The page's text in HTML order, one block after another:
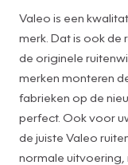
Valeo is een
merk. Dat is ook de
de originele
merken monteren
fabrieken op de
perfect. Ook voor
de juiste Valeo
normale uitvoering,